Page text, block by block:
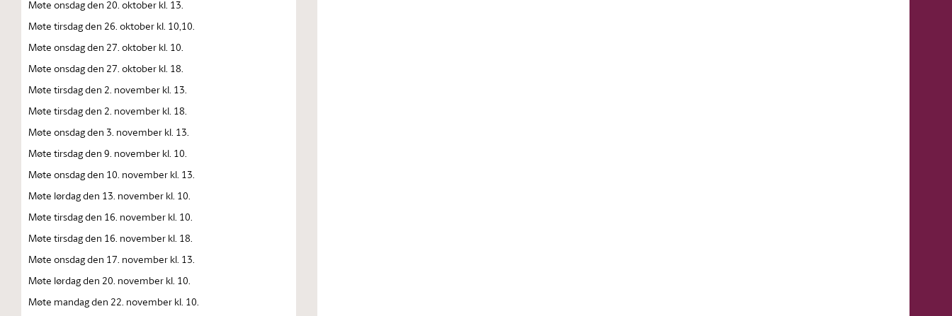
Møte onsdag den 20. oktober kl. 13.
Møte tirsdag den 26. oktober kl. 10,10.
Møte onsdag den 27. oktober kl. 10.
Møte onsdag den 27. oktober kl. 18.
Møte tirsdag den 2. november kl. 13.
Møte tirsdag den 2. november kl. 18.
Møte onsdag den 3. november kl. 13.
Møte tirsdag den 9. november kl. 10.
Møte onsdag den 10. november kl. 13.
Møte lørdag den 13. november kl. 10.
Møte tirsdag den 16. november kl. 10.
Møte tirsdag den 16. november kl. 18.
Møte onsdag den 17. november kl. 13.
Møte lørdag den 20. november kl. 10.
Møte mandag den 22. november kl. 10.